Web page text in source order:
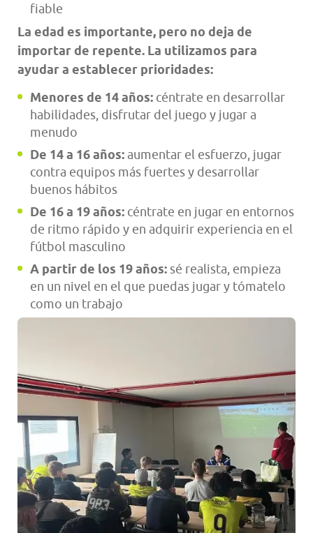
fiable
La edad es importante, pero no deja de
importar de repente. La utilizamos para
ayudar a establecer prioridades:
Menores de 14 años: céntrate en desarrollar
habilidades, disfrutar del juego y jugar a
menudo
De 14 a 16 años:aumentar el esfuerzo, jugar
contra equipos más fuertes y desarrollar
buenos hábitos
De 16 a 19 años: céntrate en jugar en entornos
de ritmo rápido y en adquirir experiencia en el
fútbol masculino
A partir de los 19 años: sé realista, empieza
en un nivel en el que puedas jugar y tómatelo
como un trabajo